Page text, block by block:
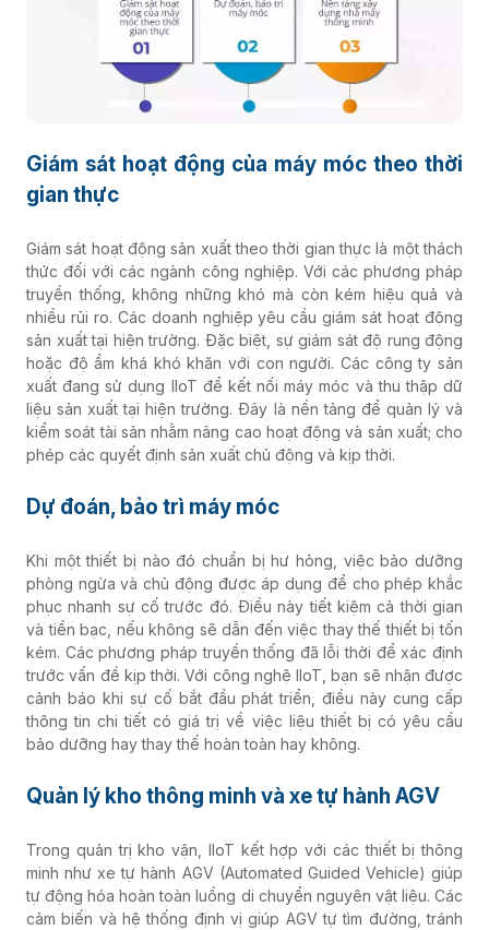
Giám sát hoạt động của máy móc theo thời
gian thực
Giám sát hoạt động sản xuất theo thời gian thực là một thách
thức đối với các ngành công nghiệp. Với các phương pháp
truyền thống, không những khó mà còn kém hiệu quả và
nhiều rủi ro. Các doanh nghiệp yêu cầu giám sát hoạt động
sản xuất tại hiện trường. Đặc biệt, sự giám sát độ rung động
hoặc độ ẩm khá khó khăn với con người. Các công ty sản
xuất đang sử dụng IIoT để kết nối máy móc và thu thập dữ
liệu sản xuất tại hiện trường. Đây là nền tảng để quản lý và
kiểm soát tài sản nhằm nâng cao hoạt động và sản xuất; cho
phép các quyết định sản xuất chủ động và kịp thời.
Dự đoán, bảo trì máy móc
Khi một thiết bị nào đó chuẩn bị hư hỏng, việc bảo dưỡng
phòng ngừa và chủ động được áp dụng để cho phép khắc
phục nhanh sự cố trước đó. Điều này tiết kiệm cả thời gian
và tiền bạc, nếu không sẽ dẫn đến việc thay thế thiết bị tốn
kém. Các phương pháp truyền thống đã lỗi thời để xác định
trước vấn đề kịp thời. Với công nghệ IIoT, bạn sẽ nhận được
cảnh báo khi sự cố bắt đầu phát triển, điều này cung cấp
thông tin chi tiết có giá trị về việc liệu thiết bị có yêu cầu
bảo dưỡng hay thay thế hoàn toàn hay không.
Quản lý kho thông minh và xe tự hành AGV
Trong quản trị kho vận, IIoT kết hợp với các thiết bị thông
minh như xe tự hành AGV (Automated Guided Vehicle) giúp
tự động hóa hoàn toàn luồng di chuyển nguyên vật liệu. Các
cảm biến và hệ thống định vị giúp AGV tự tìm đường, tránh